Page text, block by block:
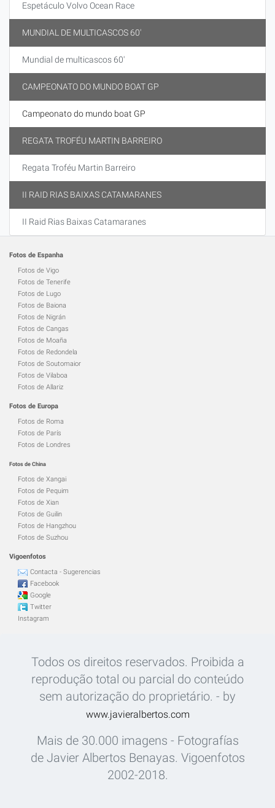
Espetáculo Volvo Ocean Race
MUNDIAL DE MULTICASCOS 60'
Mundial de multicascos 60'
CAMPEONATO DO MUNDO BOAT GP
Campeonato do mundo boat GP
REGATA TROFÉU MARTIN BARREIRO
Regata Troféu Martin Barreiro
II RAID RIAS BAIXAS CATAMARANES
II Raid Rias Baixas Catamaranes
Fotos de Espanha
Fotos de Vigo
Fotos de Tenerife
Fotos de Lugo
Fotos de Baiona
Fotos de Nigrán
Fotos de Cangas
Fotos de Moaña
Fotos de Redondela
Fotos de Soutomaior
Fotos de Vilaboa
Fotos de Allariz
Fotos de Europa
Fotos de Roma
Fotos de París
Fotos de Londres
Fotos de China
Fotos de Xangai
Fotos de Pequim
Fotos de Xian
Fotos de Guilin
Fotos de Hangzhou
Fotos de Suzhou
Vigoenfotos
Contacta - Sugerencias
Facebook
Google
Twitter
Instagram
Todos os direitos reservados. Proibida a
reprodução total ou parcial do conteúdo
sem autorização do proprietário. - by
www.javieralbertos.com
Mais de 30.000 imagens - Fotografías
de Javier Albertos Benayas. Vigoenfotos
2002-2018.